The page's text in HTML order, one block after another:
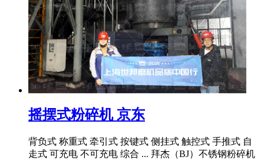
摇摆式粉碎机 京东
背负式 称重式 牵引式 按键式 侧挂式 触控式 手推式 自
走式 可充电 不可充电 综合 ... 拜杰（BJ）不锈钢粉碎机